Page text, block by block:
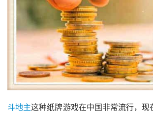
斗地主这种纸牌游戏在中国非常流行，现